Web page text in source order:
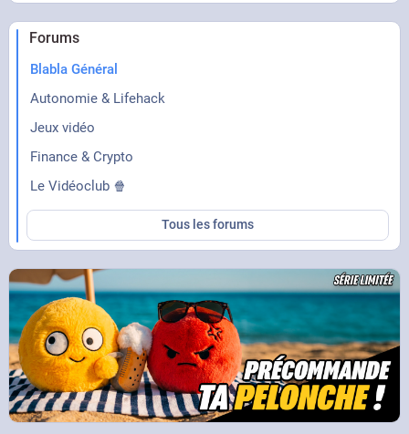
Forums
Blabla Général
Autonomie & Lifehack
Jeux vidéo
Finance & Crypto
Le Vidéoclub 🍿
Tous les forums